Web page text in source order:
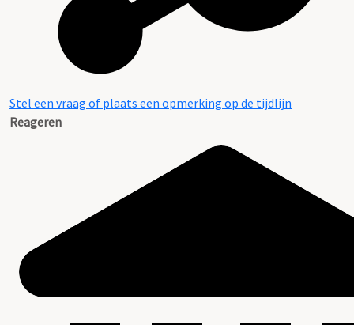
Stel een vraag of plaats een opmerking op de tijdlijn
Reageren